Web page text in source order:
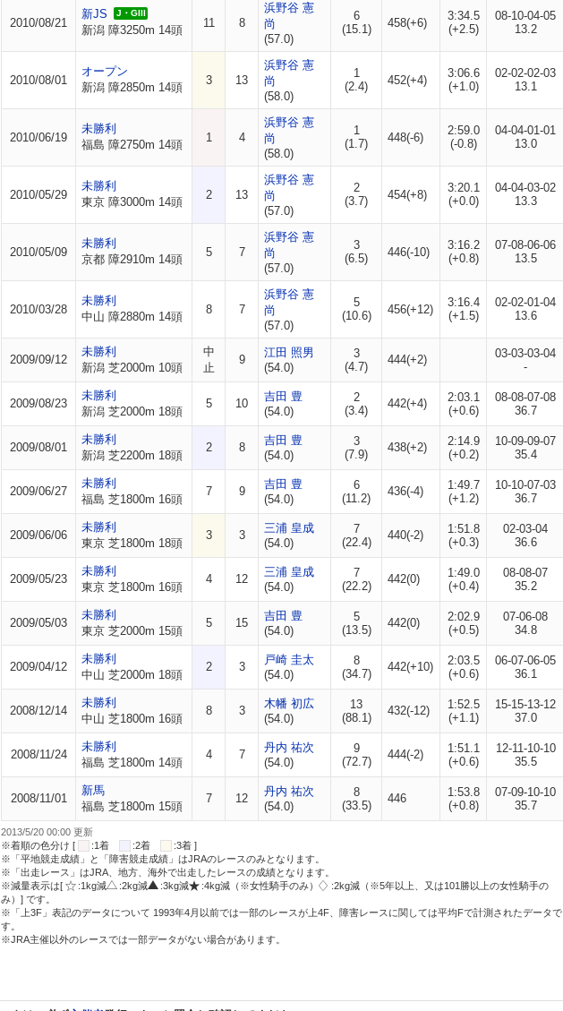
2010/08/21
新JS J・GIII
新潟 障3250m 14頭
11 8
浜野谷 憲
尚
(57.0)
6
(15.1)
458(+6)
3:34.5
(+2.5)
08-10-04-05
13.2
2010/08/01
オープン
新潟 障2850m 14頭
3 13
浜野谷 憲
尚
(58.0)
1
(2.4)
452(+4)
3:06.6
(+1.0)
02-02-02-03
13.1
2010/06/19
未勝利
福島 障2750m 14頭
1 4
浜野谷 憲
尚
(58.0)
1
(1.7)
448(-6)
2:59.0
(-0.8)
04-04-01-01
13.0
2010/05/29
未勝利
東京 障3000m 14頭
2 13
浜野谷 憲
尚
(57.0)
2
(3.7)
454(+8)
3:20.1
(+0.0)
04-04-03-02
13.3
2010/05/09
未勝利
京都 障2910m 14頭
5 7
浜野谷 憲
尚
(57.0)
3
(6.5)
446(-10)
3:16.2
(+0.8)
07-08-06-06
13.5
2010/03/28
未勝利
中山 障2880m 14頭
8 7
浜野谷 憲
尚
(57.0)
5
(10.6)
456(+12)
3:16.4
(+1.5)
02-02-01-04
13.6
2009/09/12
未勝利
新潟 芝2000m 10頭
中
止
9
江田 照男
(54.0)
3
(4.7)
444(+2)
03-03-03-04
-
2009/08/23
未勝利
新潟 芝2000m 18頭
5 10
吉田 豊
(54.0)
2
(3.4)
442(+4)
2:03.1
(+0.6)
08-08-07-08
36.7
2009/08/01
未勝利
新潟 芝2200m 18頭
2 8
吉田 豊
(54.0)
3
(7.9)
438(+2)
2:14.9
(+0.2)
10-09-09-07
35.4
2009/06/27
未勝利
福島 芝1800m 16頭
7 9
吉田 豊
(54.0)
6
(11.2)
436(-4)
1:49.7
(+1.2)
10-10-07-03
36.7
2009/06/06
未勝利
東京 芝1800m 18頭
3 3
三浦 皇成
(54.0)
7
(22.4)
440(-2)
1:51.8
(+0.3)
02-03-04
36.6
2009/05/23
未勝利
東京 芝1800m 16頭
4 12
三浦 皇成
(54.0)
7
(22.2)
442(0)
1:49.0
(+0.4)
08-08-07
35.2
2009/05/03
未勝利
東京 芝2000m 15頭
5 15
吉田 豊
(54.0)
5
(13.5)
442(0)
2:02.9
(+0.5)
07-06-08
34.8
2009/04/12
未勝利
中山 芝2000m 18頭
2 3
戸崎 圭太
(54.0)
8
(34.7)
442(+10)
2:03.5
(+0.6)
06-07-06-05
36.1
2008/12/14
未勝利
中山 芝1800m 16頭
8 3
木幡 初広
(54.0)
13
(88.1)
432(-12)
1:52.5
(+1.1)
15-15-13-12
37.0
2008/11/24
未勝利
福島 芝1800m 14頭
4 7
丹内 祐次
(54.0)
9
(72.7)
444(-2)
1:51.1
(+0.6)
12-11-10-10
35.5
2008/11/01
新馬
福島 芝1800m 15頭
7 12
丹内 祐次
(54.0)
8
(33.5)
446
1:53.8
(+0.8)
07-09-10-10
35.7
2013/5/20 00:00 更新
※着順の色分け [
:1着 :2着
:3着 ]
※「平地競走成績」と「障害競走成績」はJRAのレースのみとなります。
※「出走レース」はJRA、地方、海外で出走したレースの成績となります。
※減量表示は[
:1kg減 :2kg減 :3kg減 :4kg減（※女性騎手のみ）
:2kg減（※5年以上、又は101勝以上の女性騎手の
み）] です。
※「上3F」表記のデータについて 1993年4月以前では一部のレースが上4F、障害レースに関しては平均Fで計測されたデータで
す。
※JRA主催以外のレースでは一部データがない場合があります。